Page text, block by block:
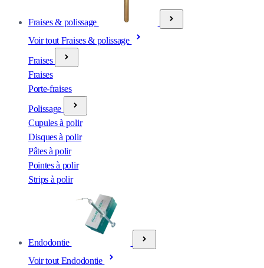
Fraises & polissage
Voir tout Fraises & polissage
Fraises
Fraises
Porte-fraises
Polissage
Cupules à polir
Disques à polir
Pâtes à polir
Pointes à polir
Strips à polir
Endodontie
Voir tout Endodontie